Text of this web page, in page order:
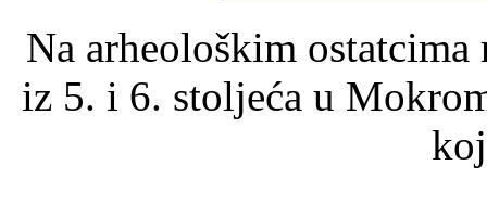
Na arheološkim
iz 5. i 6. stoljeća u